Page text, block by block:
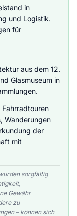
in
und Logistik.
für
aus dem 12.
Glasmuseum in
Fahrradtouren
Wanderungen
der
mit
sorgfältig
Gewähr
zu
– können sich